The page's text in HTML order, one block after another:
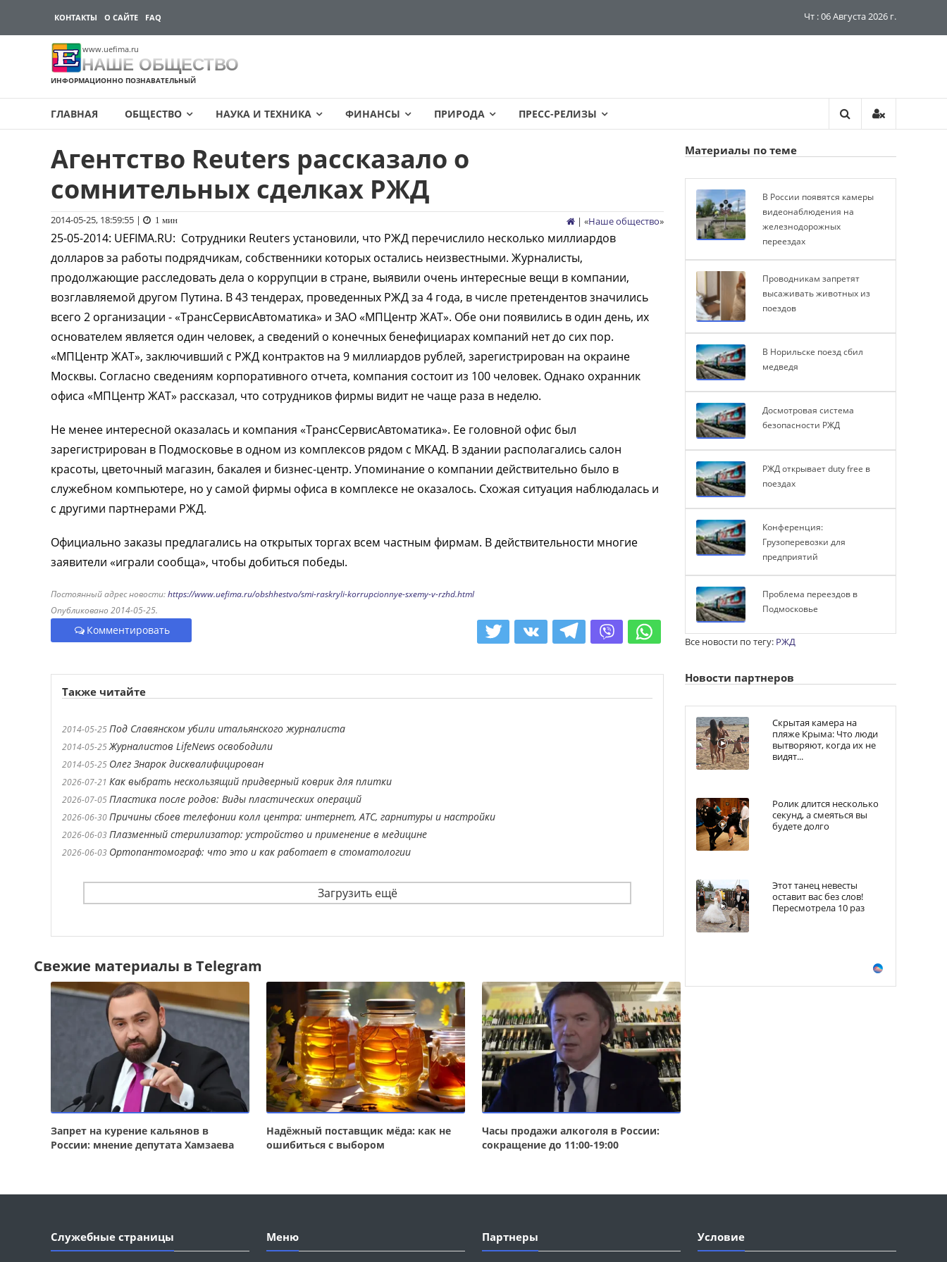
КОНТАКТЫ О САЙТЕ FAQ Чт : 06 Августа 2026 г.
www.uefima.ru
НАШЕ ОБЩЕСТВО
ИНФОРМАЦИОННО ПОЗНАВАТЕЛЬНЫЙ
ГЛАВНАЯ ОБЩЕСТВО НАУКА И ТЕХНИКА ФИНАНСЫ ПРИРОДА ПРЕСС-РЕЛИЗЫ
содержимому
Агентство Reuters рассказало о
сомнительных сделках РЖД
2014-05-25, 18:59:55 | 1 мин | «Наше общество»
25-05-2014: UEFIMA.RU: Сотрудники Reuters установили, что РЖД перечислило несколько миллиардов
долларов за работы подрядчикам, собственники которых остались неизвестными. Журналисты,
продолжающие расследовать дела о коррупции в стране, выявили очень интересные вещи в компании,
возглавляемой другом Путина. В 43 тендерах, проведенных РЖД за 4 года, в числе претендентов значились
всего 2 организации - «ТрансСервисАвтоматика» и ЗАО «МПЦентр ЖАТ». Обе они появились в один день, их
основателем является один человек, а сведений о конечных бенефициарах компаний нет до сих пор.
«МПЦентр ЖАТ», заключивший с РЖД контрактов на 9 миллиардов рублей, зарегистрирован на окраине
Москвы. Согласно сведениям корпоративного отчета, компания состоит из 100 человек. Однако охранник
офиса «МПЦентр ЖАТ» рассказал, что сотрудников фирмы видит не чаще раза в неделю.
Не менее интересной оказалась и компания «ТрансСервисАвтоматика». Ее головной офис был
зарегистрирован в Подмосковье в одном из комплексов рядом с МКАД. В здании располагались салон
красоты, цветочный магазин, бакалея и бизнес-центр. Упоминание о компании действительно было в
служебном компьютере, но у самой фирмы офиса в комплексе не оказалось. Схожая ситуация наблюдалась и
с другими партнерами РЖД.
Официально заказы предлагались на открытых торгах всем частным фирмам. В действительности многие
заявители «играли сообща», чтобы добиться победы.
Постоянный адрес новости:https://www.uefima.ru/obshhestvo/smi-raskryli-korrupcionnye-sxemy-v-rzhd.html
Опубликовано 2014-05-25.
Комментировать
Также читайте
2014-05-25Под Славянском убили итальянского журналиста
2014-05-25Журналистов LifeNews освободили
2014-05-25 Олег Знарок дисквалифицирован
2026-07-21 Как выбрать нескользящий придверный коврик для плитки
2026-07-05Пластика после родов: Виды пластических операций
2026-06-30Причины сбоев телефонии колл центра: интернет, АТС, гарнитуры и настройки
2026-06-03Плазменный стерилизатор: устройство и применение в медицине
2026-06-03 Ортопантомограф: что это и как работает в стоматологии
Загрузить ещё
Свежие материалы в Telegram
Запрет на курение кальянов в
России: мнение депутата Хамзаева
Надёжный поставщик мёда: как не
ошибиться с выбором
Часы продажи алкоголя в России:
сокращение до 11:00-19:00
Материалы по теме
В России появятся камеры
видеонаблюдения на
железнодорожных
переездах
Проводникам запретят
высаживать животных из
поездов
В Норильске поезд сбил
медведя
Досмотровая система
безопасности РЖД
РЖД открывает duty free в
поездах
Конференция:
Грузоперевозки для
предприятий
Проблема переездов в
Подмосковье
Все новости по тегу: РЖД
Новости партнеров
Скрытая камера на
пляже Крыма: Что люди
вытворяют, когда их не
видят...
Ролик длится несколько
секунд, а смеяться вы
будете долго
Этот танец невесты
оставит вас без слов!
Пересмотрела 10 раз
Служебные страницы Меню Партнеры Условие